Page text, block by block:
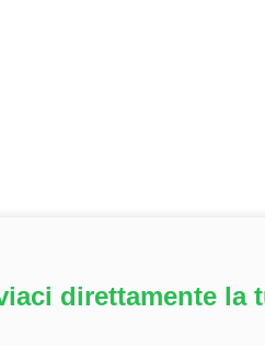
direttamente la